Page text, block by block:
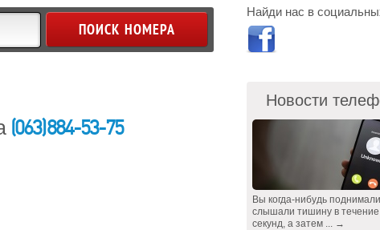
(063) 884-53-75
Найди нас в
Новости
Вы когда-нибудь
слышали тишину в
секунд, а затем ... →